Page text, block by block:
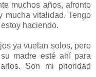
muchos años, afronto
mucha vitalidad. Tengo
haciendo.
ya vuelan solos, pero
madre esté ahí para
Son mi prioridad